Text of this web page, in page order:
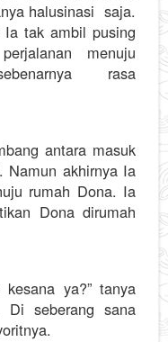
halusinasi saja.
tak ambil pusing
menuju
rasa
antara masuk
Namun akhirnya Ia
rumah Dona. Ia
Dona dirumah
ya?” tanya
Di seberang sana